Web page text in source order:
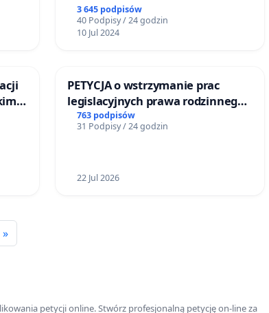
3 645 podpisów
40 Podpisy / 24 godzin
10 Jul 2024
PETYCJA o wstrzymanie prac
legislacyjnych prawa rodzinnego
narażających ofiary przemocy
763 podpisów
31 Podpisy / 24 godzin
22 Jul 2026
»
petycji online. Stwórz profesjonalną petycję on-line za